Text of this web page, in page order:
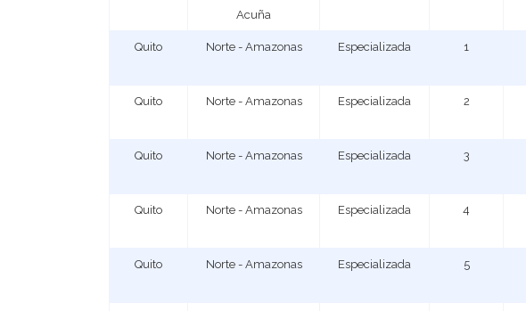
Acuña
Quito Norte - Amazonas Especializada 1
Quito Norte - Amazonas Especializada 2
Quito Norte - Amazonas Especializada 3
Quito Norte - Amazonas Especializada 4
Quito Norte - Amazonas Especializada 5